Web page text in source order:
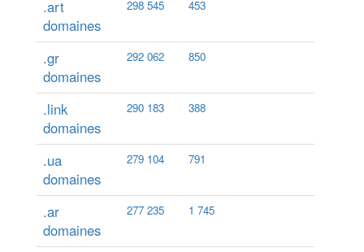
.art
domaines
298 545 453
.gr
domaines
292 062 850
.link
domaines
290 183 388
.ua
domaines
279 104 791
.ar
domaines
277 235 1 745